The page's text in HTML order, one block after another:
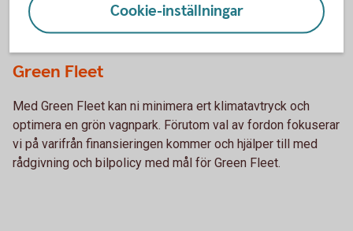
Green Fleet
Med Green Fleet kan ni minimera ert klimatavtryck och
optimera en grön vagnpark. Förutom val av fordon fokuserar
vi på varifrån finansieringen kommer och hjälper till med
rådgivning och bilpolicy med mål för Green Fleet.
Cookie-inställningar